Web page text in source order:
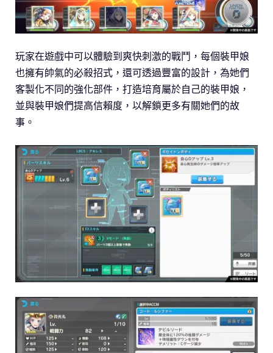
玩家在遊戲中可以體驗到爽快刺激的戰鬥，每個裝甲娘
也擁有帥氣的必殺招式，還可透過豐富的設計，為她們
客製化不同的強化部件，打造培育屬於自己的裝甲娘，
並與裝甲娘們提高信賴度，以解鎖更多有關她們的故
事。